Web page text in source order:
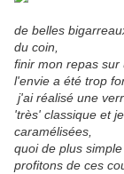
de belles
du coin,
finir mon repas sur
l'envie a été trop
j'ai réalisé une
'très' classique et
caramélisées,
quoi de plus
profitons de ces